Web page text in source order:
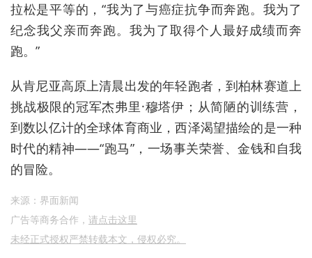
拉松是平等的，“我为了与癌症抗争而奔跑。我为了
纪念我父亲而奔跑。我为了取得个人最好成绩而奔
跑。”
从肯尼亚高原上清晨出发的年轻跑者，到柏林赛道上
挑战极限的冠军杰弗里·穆塔伊；从简陋的训练营，
到数以亿计的全球体育商业，西泽渴望描绘的是一种
时代的精神——“跑马”，一场事关荣誉、金钱和自我
的冒险。
来源：界面新闻
广告等商务合作， 请点击这里
未经正式授权严禁转载本文，侵权必究。